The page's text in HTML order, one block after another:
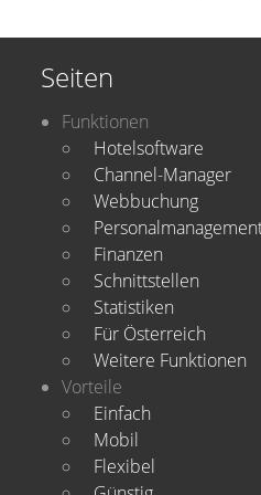
Seiten
Funktionen
Hotelsoftware
Channel-Manager
Webbuchung
Finanzen
Schnittstellen
Statistiken
Für Österreich
Weitere Funktionen
Vorteile
Einfach
Mobil
Flexibel